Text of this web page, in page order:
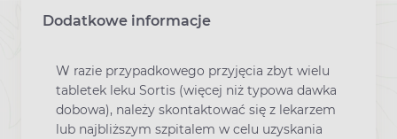
Dodatkowe informacje
W razie przypadkowego przyjęcia zbyt wielu
tabletek leku Sortis (więcej niż typowa dawka
dobowa), należy skontaktować się z lekarzem
lub najbliższym szpitalem w celu uzyskania